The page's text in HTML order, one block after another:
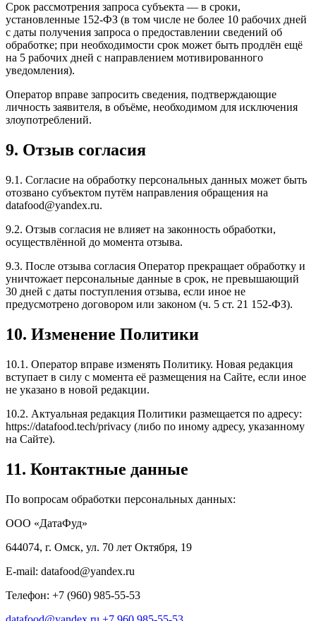
Срок рассмотрения запроса субъекта — в сроки,
установленные 152-ФЗ (в том числе не более 10 рабочих дней
с даты получения запроса о предоставлении сведений об
обработке; при необходимости срок может быть продлён ещё
на 5 рабочих дней с направлением мотивированного
уведомления).
Оператор вправе запросить сведения, подтверждающие
личность заявителя, в объёме, необходимом для исключения
злоупотреблений.
9. Отзыв согласия
9.1. Согласие на обработку персональных данных может быть
отозвано субъектом путём направления обращения на
datafood@yandex.ru.
9.2. Отзыв согласия не влияет на законность обработки,
осуществлённой до момента отзыва.
9.3. После отзыва согласия Оператор прекращает обработку и
уничтожает персональные данные в срок, не превышающий
30 дней с даты поступления отзыва, если иное не
предусмотрено договором или законом (ч. 5 ст. 21 152-ФЗ).
10. Изменение Политики
10.1. Оператор вправе изменять Политику. Новая редакция
вступает в силу с момента её размещения на Сайте, если иное
не указано в новой редакции.
10.2. Актуальная редакция Политики размещается по адресу:
https://datafood.tech/privacy (либо по иному адресу, указанному
на Сайте).
11. Контактные данные
По вопросам обработки персональных данных:
ООО «ДатаФуд»
644074, г. Омск, ул. 70 лет Октября, 19
E-mail: datafood@yandex.ru
Телефон: +7 (960) 985-55-53